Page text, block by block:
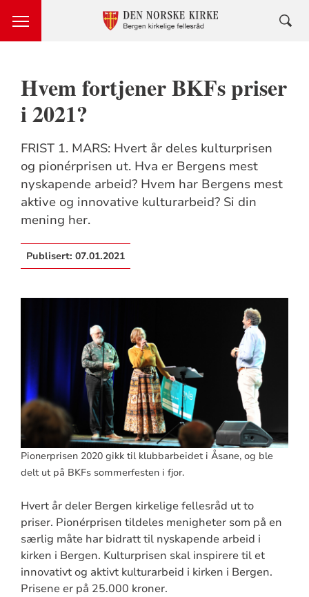
Hvem fortjener BKFs priser
i 2021?
FRIST 1. MARS: Hvert år deles kulturprisen
og pionérprisen ut. Hva er Bergens mest
nyskapende arbeid? Hvem har Bergens mest
aktive og innovative kulturarbeid? Si din
mening her.
Publisert: 07.01.2021
Pionerprisen 2020 gikk til klubbarbeidet i Åsane, og ble
delt ut på BKFs sommerfesten i fjor.
Hvert år deler Bergen kirkelige fellesråd ut to
priser. Pionérprisen tildeles menigheter som på en
særlig måte har bidratt til nyskapende arbeid i
kirken i Bergen. Kulturprisen skal inspirere til et
innovativt og aktivt kulturarbeid i kirken i Bergen.
Prisene er på 25.000 kroner.